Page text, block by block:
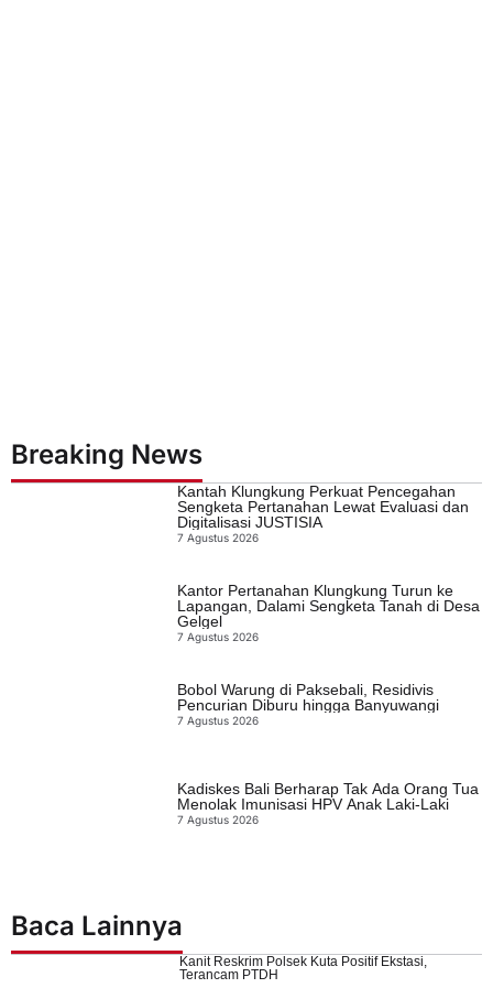
Breaking News
Kantah Klungkung Perkuat Pencegahan
Sengketa Pertanahan Lewat Evaluasi dan
Digitalisasi JUSTISIA
7 Agustus 2026
Kantor Pertanahan Klungkung Turun ke
Lapangan, Dalami Sengketa Tanah di Desa
Gelgel
7 Agustus 2026
Bobol Warung di Paksebali, Residivis
Pencurian Diburu hingga Banyuwangi
7 Agustus 2026
Kadiskes Bali Berharap Tak Ada Orang Tua
Menolak Imunisasi HPV Anak Laki-Laki
7 Agustus 2026
Baca Lainnya
Kanit Reskrim Polsek Kuta Positif Ekstasi,
Terancam PTDH